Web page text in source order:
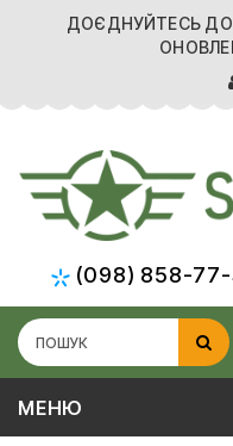
ДОЄДНУЙТЕСЬ
(098) 858-
МЕНЮ